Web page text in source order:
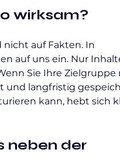
wirksam?
auf Fakten. In
auf uns ein. Nur
Sie Ihre Zielgruppe
und langfristig
kann, hebt sich
neben der